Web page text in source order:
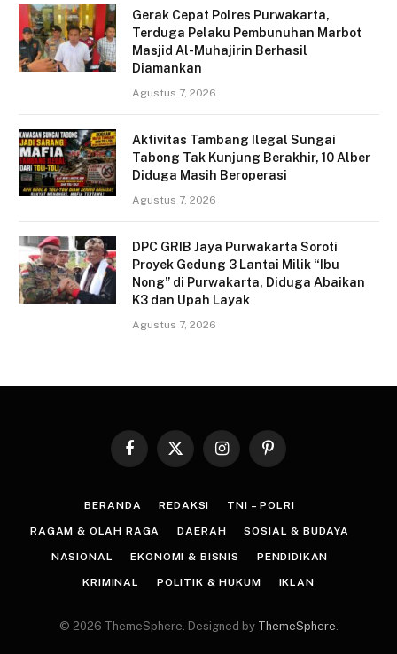
Gerak Cepat Polres Purwakarta,
Terduga Pelaku Pembunuhan Marbot
Masjid Al-Muhajirin Berhasil
Diamankan
Agustus 7, 2026
Aktivitas Tambang Ilegal Sungai
Tabong Tak Kunjung Berakhir, 10 Alber
Diduga Masih Beroperasi
Agustus 7, 2026
DPC GRIB Jaya Purwakarta Soroti
Proyek Gedung 3 Lantai Milik “Ibu
Nong” di Purwakarta, Diduga Abaikan
K3 dan Upah Layak
Agustus 7, 2026
Facebook
X
InstagramPinterest
BERANDA REDAKSI TNI – POLRI
RAGAM & OLAH RAGA DAERAH SOSIAL & BUDAYA
NASIONAL EKONOMI & BISNIS PENDIDIKAN
KRIMINAL POLITIK & HUKUM IKLAN
© 2026 ThemeSphere. Designed by ThemeSphere.